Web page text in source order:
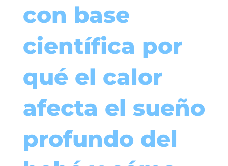
con base
científica por
qué el calor
afecta el sueño
profundo del